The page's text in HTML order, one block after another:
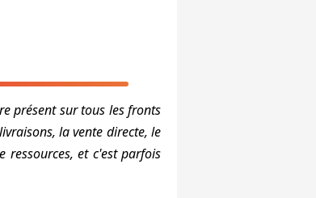
présent sur tous les fronts
la vente directe, le
et c'est parfois